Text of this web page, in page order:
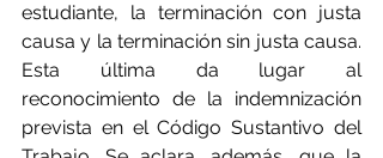
estudiante, la terminación con justa
causa y la terminación sin justa causa.
Esta última da lugar al
reconocimiento de la indemnización
prevista en el Código Sustantivo del